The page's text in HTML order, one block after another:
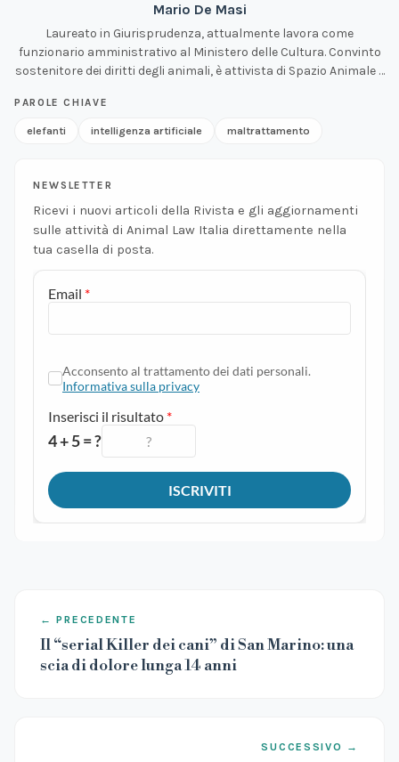
Mario De Masi
Laureato in Giurisprudenza, attualmente lavora come
funzionario amministrativo al Ministero delle Cultura. Convinto
sostenitore dei diritti degli animali, è attivista di Spazio Animale e
PAROLE CHIAVE
elefanti intelligenza artificiale maltrattamento
NEWSLETTER
Ricevi i nuovi articoli della Rivista e gli aggiornamenti
sulle attività di Animal Law Italia direttamente nella
tua casella di posta.
← PRECEDENTE
Il “serial Killer dei cani” di San Marino: una
scia di dolore lunga 14 anni
SUCCESSIVO →